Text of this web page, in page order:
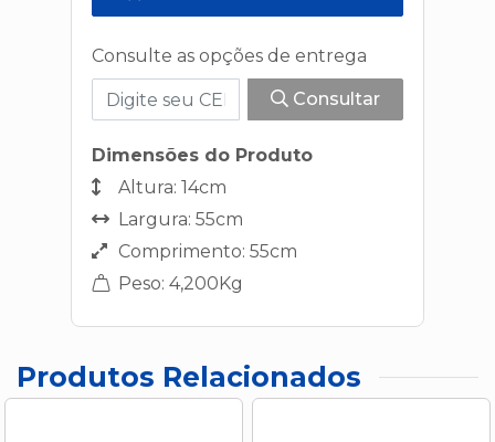
Consulte as opções de entrega
Consultar
Dimensões do Produto
Altura: 14cm
Largura: 55cm
Comprimento: 55cm
Peso: 4,200Kg
Produtos Relacionados